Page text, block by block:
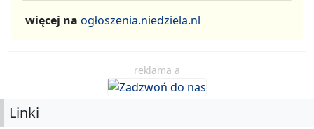
więcej na ogłoszenia.niedziela.nl
reklama a
Linki